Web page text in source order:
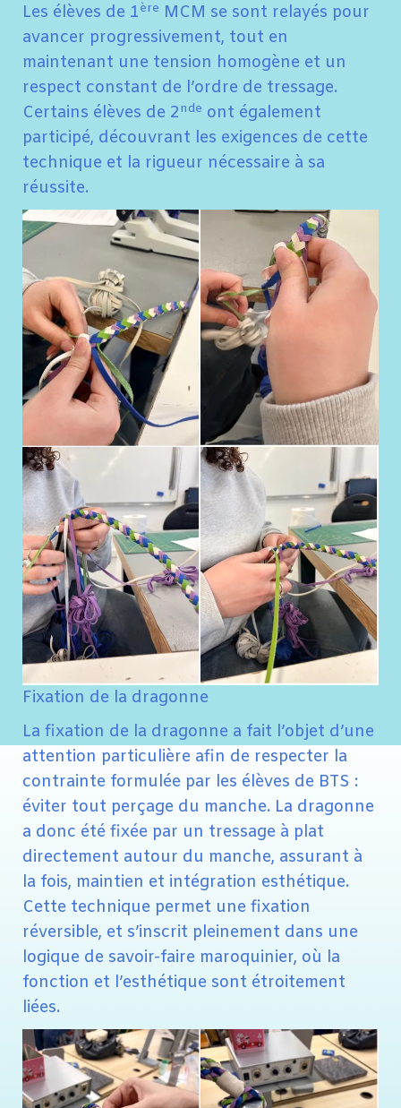
Les élèves de 1ère MCM se sont relayés pour
avancer progressivement, tout en
maintenant une tension homogène et un
respect constant de l’ordre de tressage.
Certains élèves de 2nde ont également
participé, découvrant les exigences de cette
technique et la rigueur nécessaire à sa
réussite.
Fixation de la dragonne
La fixation de la dragonne a fait l’objet d’une
attention particulière afin de respecter la
contrainte formulée par les élèves de BTS :
éviter tout perçage du manche. La dragonne
a donc été fixée par un tressage à plat
directement autour du manche, assurant à
la fois, maintien et intégration esthétique.
Cette technique permet une fixation
réversible, et s’inscrit pleinement dans une
logique de savoir-faire maroquinier, où la
fonction et l’esthétique sont étroitement
liées.